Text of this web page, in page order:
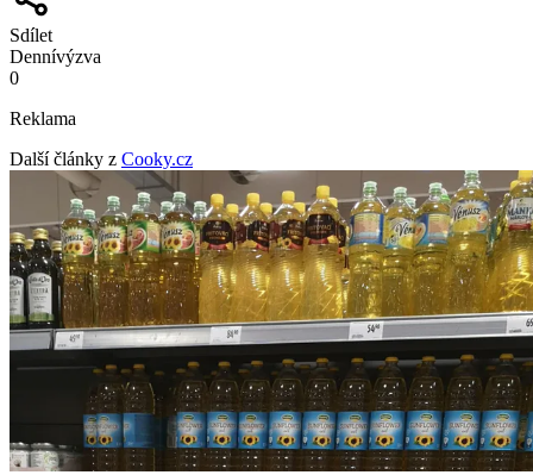
Sdílet
Dennívýzva
0
Reklama
Další články z Cooky.cz